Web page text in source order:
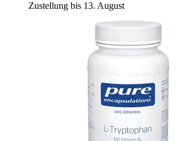
Zustellung bis 13. August